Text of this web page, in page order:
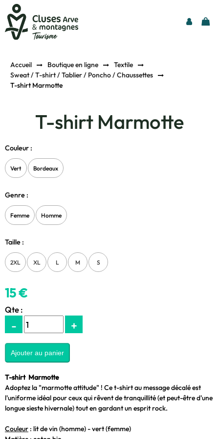
Accueil Boutique en ligne
Textile
Sweat / T-shirt / Tablier / Poncho / Chaussettes
T-shirt Marmotte
T-shirt Marmotte
Couleur :
Vert Bordeaux
Genre :
Femme Homme
Taille :
2XL XL L M S
15 €
Qte :
- +
T-shirt Marmotte
Adoptez la "marmotte attitude" ! Ce t-shirt au message décalé est
l'uniforme idéal pour ceux qui rêvent de tranquillité (et peut-être d'une
longue sieste hivernale) tout en gardant un esprit rock.
Couleur : lit de vin (homme) - vert (femme)